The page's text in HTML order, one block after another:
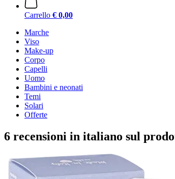
Carrello € 0,00
Marche
Viso
Make-up
Corpo
Capelli
Uomo
Bambini e neonati
Temi
Solari
Offerte
6 recensioni in italiano sul